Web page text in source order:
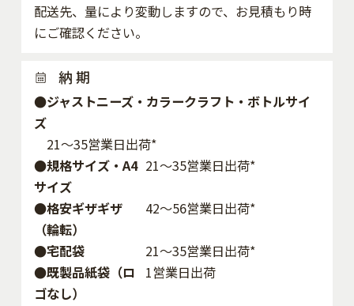
配送先、量により変動しますので、お見積もり時
にご確認ください。
納 期
●ジャストニーズ・カラークラフト・ボトルサイ
ズ
21～35営業日出荷*
●規格サイズ・A4
サイズ
21～35営業日出荷*
●格安ギザギザ
（輪転）
42〜56営業日出荷*
●宅配袋
21～35営業日出荷*
●既製品紙袋（ロ
ゴなし）
1営業日出荷